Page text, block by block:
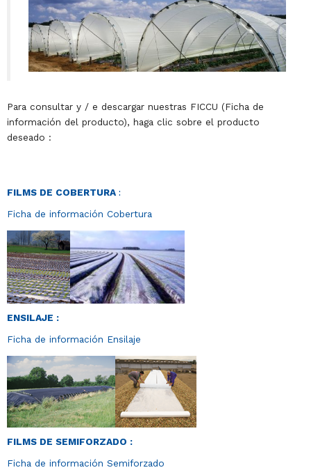
Para consultar y / e descargar nuestras FICCU (Ficha de
información del producto), haga clic sobre el producto
deseado :
FILMS DE COBERTURA :
Ficha de información Cobertura
ENSILAJE :
Ficha de información Ensilaje
FILMS DE SEMIFORZADO :
Ficha de información Semiforzado